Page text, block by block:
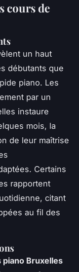
cours de
un haut
débutants que
piano. Les
par un
instaure
mois, la
de leur maîtrise
Certains
rapportent
citant
au fil des
Bruxelles